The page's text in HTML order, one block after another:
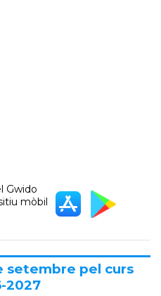
Gwido
mòbil
setembre pel curs
2027